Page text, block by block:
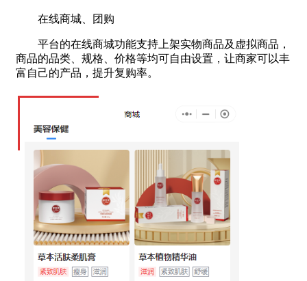
在线商城、团购
平台的在线商城功能支持上架实物商品及虚拟商品，
商品的品类、规格、价格等均可自由设置，让商家可以丰
富自己的产品，提升复购率。